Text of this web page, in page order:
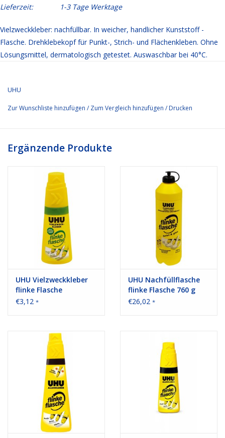
Lieferzeit:
1-3 Tage Werktage
Vielzweckkleber: nachfüllbar. In weicher, handlicher Kunststoff -
Flasche. Drehklebekopf für Punkt-, Strich- und Flächenkleben. Ohne
Lösungsmittel, dermatologisch getestet. Auswaschbar bei 40°C.
UHU
Zur Wunschliste hinzufügen / Zum Vergleich hinzufügen / Drucken
Ergänzende Produkte
UHU Vielzweckkleber
flinke Flasche
ReNATURE 40 g
€3,12 *
UHU Nachfüllflasche
flinke Flasche 760 g
€26,02 *